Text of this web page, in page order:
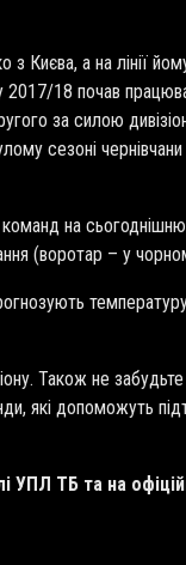
Києва, а на лінії
18 почав
за силою
сезоні
команд на
(воротар – у
Також не
які допоможуть
УПЛ ТБ та на